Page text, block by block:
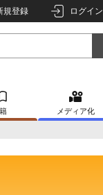
規登録 ログイン
メディア化